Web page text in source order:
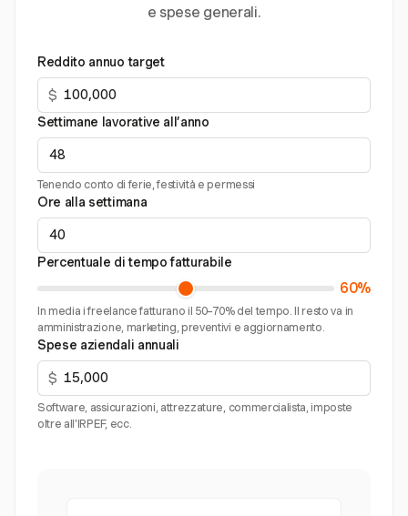
e spese generali.
Reddito annuo target
$
Settimane lavorative all’anno
Tenendo conto di ferie, festività e permessi
Ore alla settimana
Percentuale di tempo fatturabile
60%
In media i freelance fatturano il 50–70% del tempo. Il resto va in
amministrazione, marketing, preventivi e aggiornamento.
Spese aziendali annuali
$
Software, assicurazioni, attrezzature, commercialista, imposte
oltre all’IRPEF, ecc.